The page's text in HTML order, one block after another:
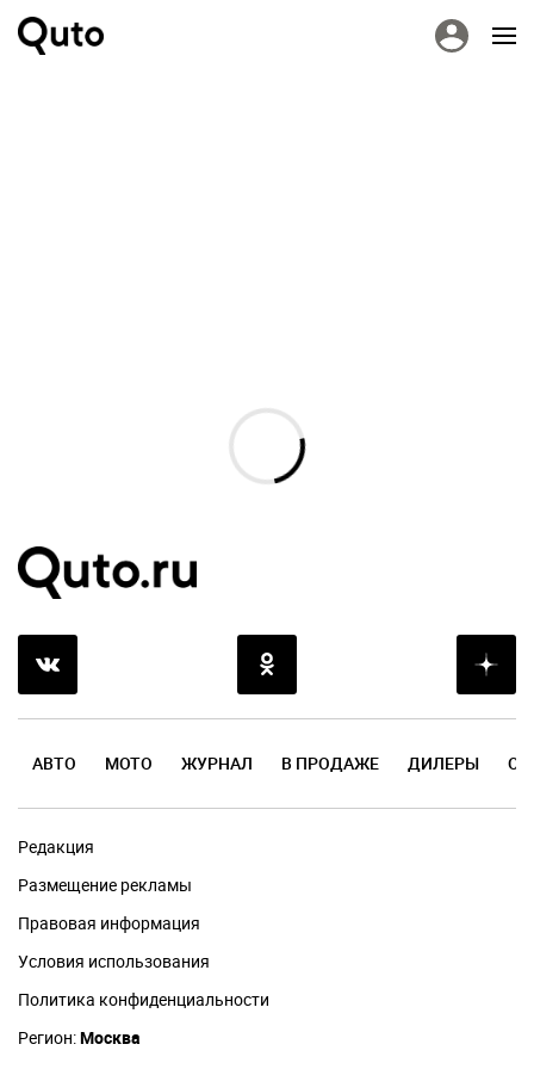
АВТО МОТО ЖУРНАЛ В ПРОДАЖЕ ДИЛЕРЫ
Редакция
Размещение рекламы
Правовая информация
Условия использования
Политика конфиденциальности
Регион:Москва